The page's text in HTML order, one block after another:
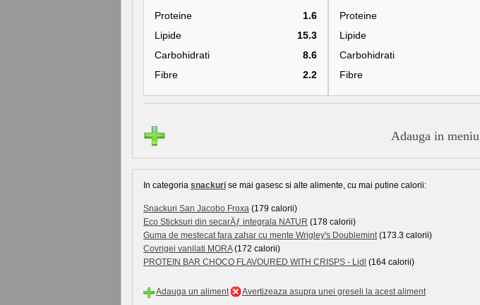
Proteine
1.6
Lipide
15.3
Carbohidrati
8.6
Fibre
2.2
Proteine
Lipide
Carbohidrati
Fibre
Adauga in meniu
In categoria snackuri se mai gasesc si alte alimente, cu mai putine calorii:
Snackuri San Jacobo Froxa (179 calorii)
Eco Sticksuri din secarÄƒ integrala NATUR (178 calorii)
Guma de mestecat fara zahar cu mente Wrigley's Doublemint(173.3 calorii)
Covrigei vanilati MORA(172 calorii)
PROTEIN BAR CHOCO FLAVOURED WITH CRISPS - Lidl (164 calorii)
Adauga un aliment Avertizeaza asupra unei greseli la acest aliment